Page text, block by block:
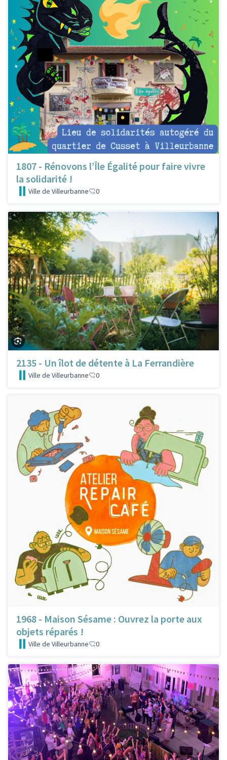
1807 - Rénovons l’Île Égalité pour faire vivre
la solidarité !
Ville de Villeurbanne 0
2135 - Un îlot de détente à La Ferrandière
Ville de Villeurbanne 0
1968 - Maison Sésame : Ouvrez la porte aux
objets réparés !
Ville de Villeurbanne 0